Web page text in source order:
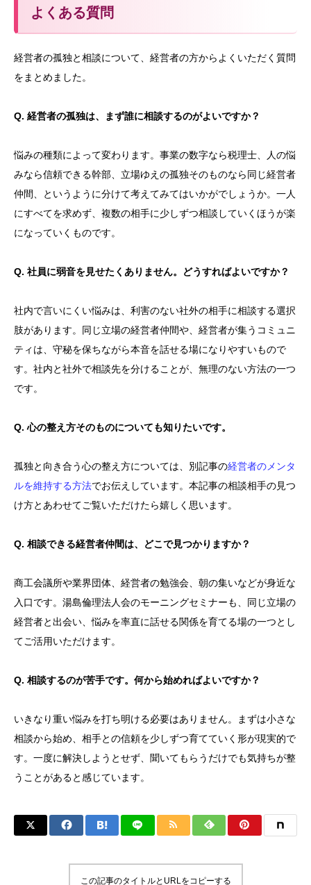
よくある質問
経営者の孤独と相談について、経営者の方からよくいただく質問
をまとめました。
Q. 経営者の孤独は、まず誰に相談するのがよいですか？
悩みの種類によって変わります。事業の数字なら税理士、人の悩
みなら信頼できる幹部、立場ゆえの孤独そのものなら同じ経営者
仲間、というように分けて考えてみてはいかがでしょうか。一人
にすべてを求めず、複数の相手に少しずつ相談していくほうが楽
になっていくものです。
Q. 社員に弱音を見せたくありません。どうすればよいですか？
社内で言いにくい悩みは、利害のない社外の相手に相談する選択
肢があります。同じ立場の経営者仲間や、経営者が集うコミュニ
ティは、守秘を保ちながら本音を話せる場になりやすいもので
す。社内と社外で相談先を分けることが、無理のない方法の一つ
です。
Q. 心の整え方そのものについても知りたいです。
孤独と向き合う心の整え方については、別記事の経営者のメンタ
ルを維持する方法でお伝えしています。本記事の相談相手の見つ
け方とあわせてご覧いただけたら嬉しく思います。
Q. 相談できる経営者仲間は、どこで見つかりますか？
商工会議所や業界団体、経営者の勉強会、朝の集いなどが身近な
入口です。湯島倫理法人会のモーニングセミナーも、同じ立場の
経営者と出会い、悩みを率直に話せる関係を育てる場の一つとし
てご活用いただけます。
Q. 相談するのが苦手です。何から始めればよいですか？
いきなり重い悩みを打ち明ける必要はありません。まずは小さな
相談から始め、相手との信頼を少しずつ育てていく形が現実的で
す。一度に解決しようとせず、聞いてもらうだけでも気持ちが整
うことがあると感じています。
この記事のタイトルとURLをコピーする